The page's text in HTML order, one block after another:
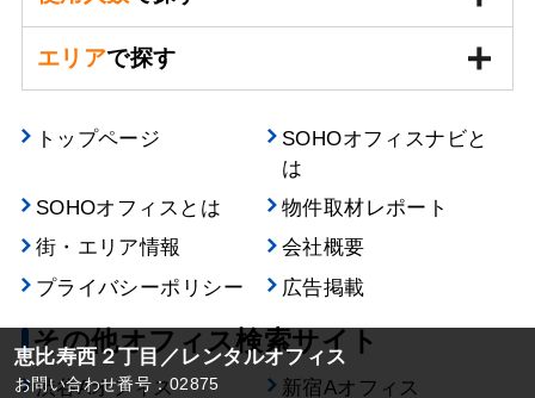
恵比寿西２丁目／レンタルオフィス
お問い合わせ番号：02875
エリアで探す
トップページ
SOHOオフィスナビと
は
SOHOオフィスとは
物件取材レポート
街・エリア情報
会社概要
プライバシーポリシー
広告掲載
その他オフィス検索サイト
渋谷Aオフィス 新宿Aオフィス